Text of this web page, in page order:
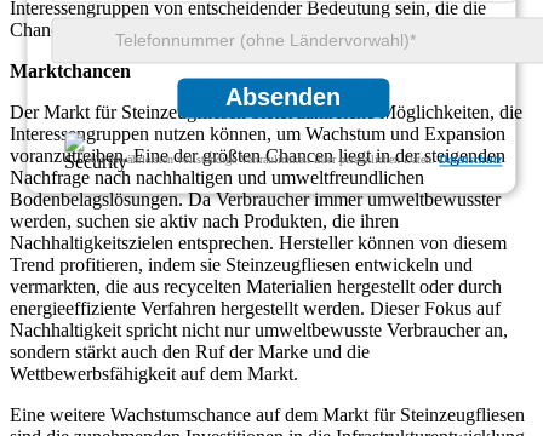
Absenden
Wir gewährleisten vollständige Vertraulichkeit Ihrer persönlichen Daten.Datenschutz
Interessengruppen von entscheidender Bedeutung sein, die die
Chancen innerhalb der Steinzeugfliesenindustrie nutzen möchten.
Marktchancen
Der Markt für Steinzeugfliesen bietet zahlreiche Möglichkeiten, die
Interessengruppen nutzen können, um Wachstum und Expansion
voranzutreiben. Eine der größten Chancen liegt in der steigenden
Nachfrage nach nachhaltigen und umweltfreundlichen
Bodenbelagslösungen. Da Verbraucher immer umweltbewusster
werden, suchen sie aktiv nach Produkten, die ihren
Nachhaltigkeitszielen entsprechen. Hersteller können von diesem
Trend profitieren, indem sie Steinzeugfliesen entwickeln und
vermarkten, die aus recycelten Materialien hergestellt oder durch
energieeffiziente Verfahren hergestellt werden. Dieser Fokus auf
Nachhaltigkeit spricht nicht nur umweltbewusste Verbraucher an,
sondern stärkt auch den Ruf der Marke und die
Wettbewerbsfähigkeit auf dem Markt.
Eine weitere Wachstumschance auf dem Markt für Steinzeugfliesen